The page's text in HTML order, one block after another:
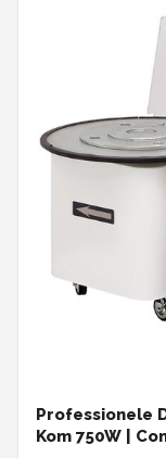
Professionele
Kom 750W |